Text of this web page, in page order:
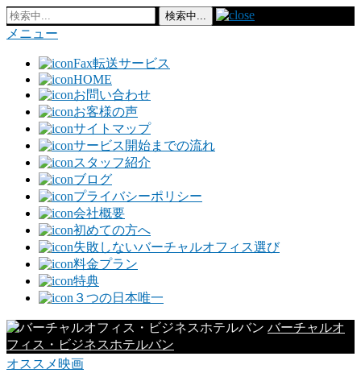
メニュー
Fax転送サービス
HOME
お問い合わせ
お客様の声
サイトマップ
サービス開始までの流れ
スタッフ紹介
ブログ
プライバシーポリシー
会社概要
初めての方へ
失敗しないバーチャルオフィス選び
料金プラン
特典
３つの日本唯一
バーチャルオ
フィス・ビジネスホテルバン
オススメ映画